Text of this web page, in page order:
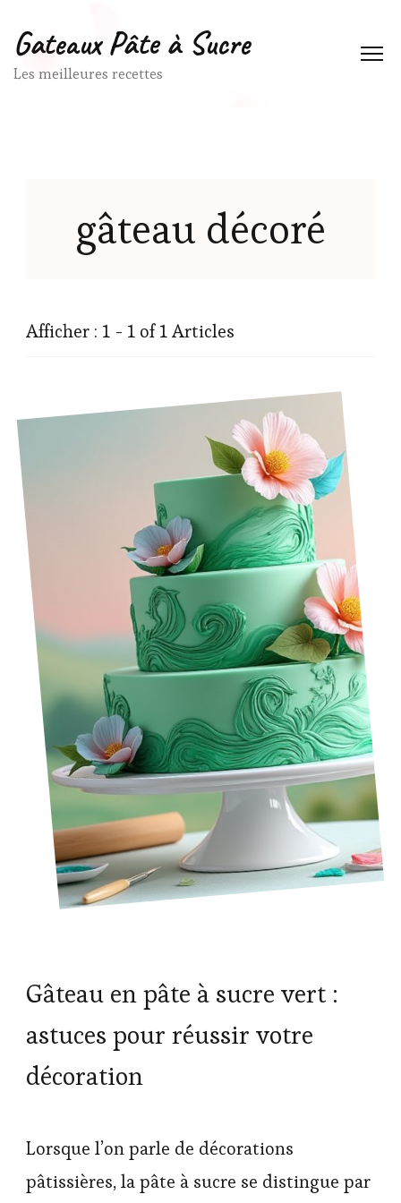
Gateaux Pâte à Sucre
Les meilleures recettes
gâteau décoré
Afficher : 1 - 1 of 1 Articles
Gâteau en pâte à sucre vert :
astuces pour réussir votre
décoration
Lorsque l’on parle de décorations
pâtissières, la pâte à sucre se distingue par